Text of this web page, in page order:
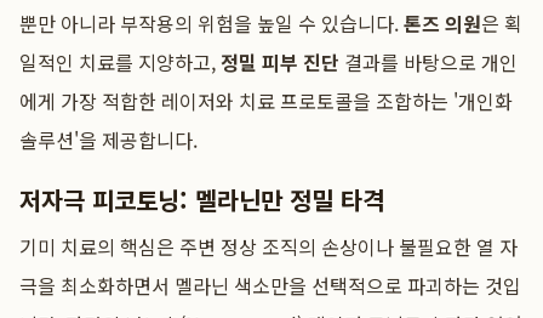
뿐만 아니라 부작용의 위험을 높일 수 있습니다.톤즈 의원은 획
일적인 치료를 지양하고,정밀 피부 진단 결과를 바탕으로 개인
에게 가장 적합한 레이저와 치료 프로토콜을 조합하는 '개인화
솔루션'을 제공합니다.
저자극 피코토닝: 멜라닌만 정밀 타격
기미 치료의 핵심은 주변 정상 조직의 손상이나 불필요한 열 자
극을 최소화하면서 멜라닌 색소만을 선택적으로 파괴하는 것입